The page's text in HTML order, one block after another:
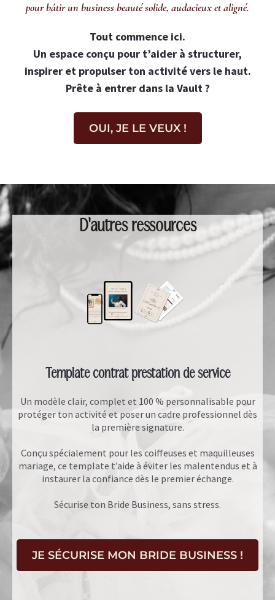
pour bâtir un business beauté solide, audacieux et aligné.
Tout commence ici.
Un espace conçu pour t’aider à structurer,
inspirer et propulser ton activité vers le haut.
Prête à entrer dans la Vault ?
OUI, JE LE VEUX !
D'autres ressources
Template contrat prestation de service
Un modèle clair, complet et 100 % personnalisable pour
protéger ton activité et poser un cadre professionnel dès
la première signature.
Conçu spécialement pour les coiffeuses et maquilleuses
mariage, ce template t’aide à éviter les malentendus et à
instaurer la confiance dès le premier échange.
Sécurise ton Bride Business, sans stress.
JE SÉCURISE MON BRIDE BUSINESS !